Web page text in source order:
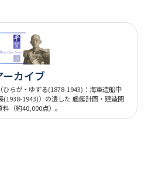
カイブ
らが・ゆずる(1878-1943)：海軍造船中
(1938-1943)）の遺した 艦艇計画・建造関
（約40,000点）。